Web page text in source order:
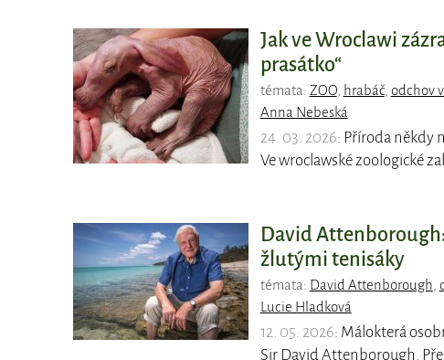
Jak ve Wroclawi
prasátko“
témata: ZOO, hrabáč, odchov
Anna Nebeská
24. 03. 2026: Příroda někdy
Ve wroclawské zoologické
David
žlutými tenisáky
témata: David Attenborough
Lucie Hladková
12. 05. 2026: Málokterá
Sir David Attenborough.